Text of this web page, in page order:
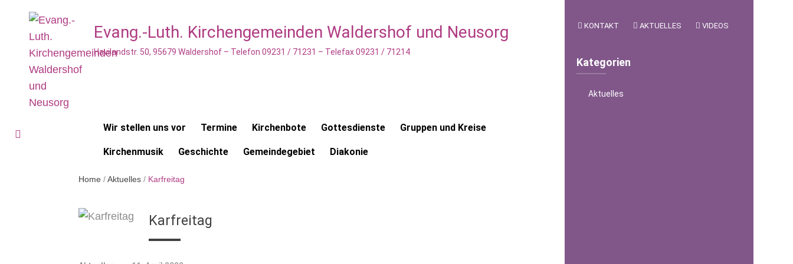
Evang.-Luth. Kirchengemeinden Waldershof und Neusorg
Havilandstr. 50, 95679 Waldershof – Telefon 09231 / 71231 – Telefax 09231 / 71214
KONTAKT AKTUELLES VIDEOS
Kategorien
Aktuelles
Wir stellen uns vor Termine Kirchenbote Gottesdienste Gruppen und Kreise
Kirchenmusik Geschichte Gemeindegebiet Diakonie
Home / Aktuelles/ Karfreitag
Karfreitag